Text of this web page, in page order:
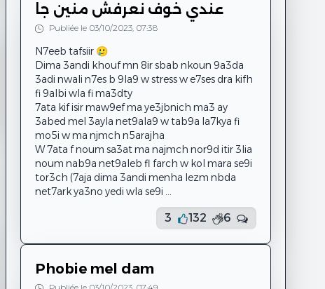
عندي خوف نعرفش منين جا
Publiée le 03/10/2023, 07:38
N7eeb tafsiir 🥲
Dima 3andi khouf mn 8ir sbab nkoun 9a3da
3adi nwali n7es b 9la9 w stress w e7ses dra kifh
fi 9albi wla fi ma3dty
7ata kif isir maw9ef ma ye3jbnich ma3 ay
3abed mel 3ayla net9ala9 w tab9a la7kya fi
mo5i w ma njmch n5arajha
W 7ata f noum sa3at ma najmch nor9d itir 3lia
noum nab9a net9aleb fl farch w kol mara se9i
tor3ch (7aja dima 3andi menha lezm nbda
net7ark ya3no yedi wla se9i ...
3 132 6
Phobie mel dam